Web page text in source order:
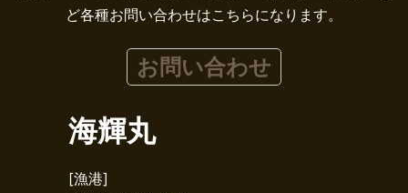
ど各種お問い合わせはこちらになります。
お問い合わせ
海輝丸
[漁港]